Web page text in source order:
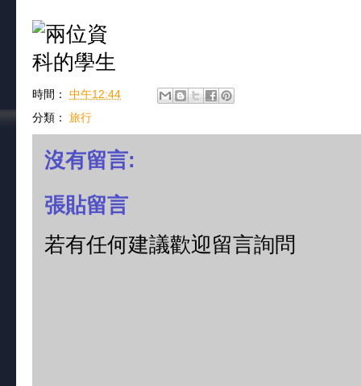
時間： 中午12:44
分類： 旅行
沒有留言:
張貼留言
若有任何建議歡迎留言詢問